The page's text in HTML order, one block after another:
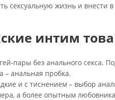
сексуальную жизнь и
интим
пары без анального секса.
– анальная пробка.
и с тиснением – выбор
а более опытным